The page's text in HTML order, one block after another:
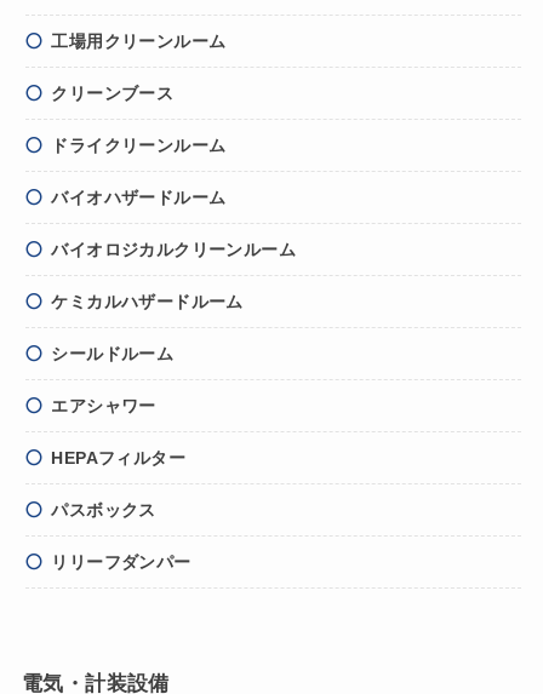
工場用クリーンルーム
クリーンブース
ドライクリーンルーム
バイオハザードルーム
バイオロジカルクリーンルーム
ケミカルハザードルーム
シールドルーム
エアシャワー
HEPAフィルター
パスボックス
リリーフダンパー
電気・計装設備